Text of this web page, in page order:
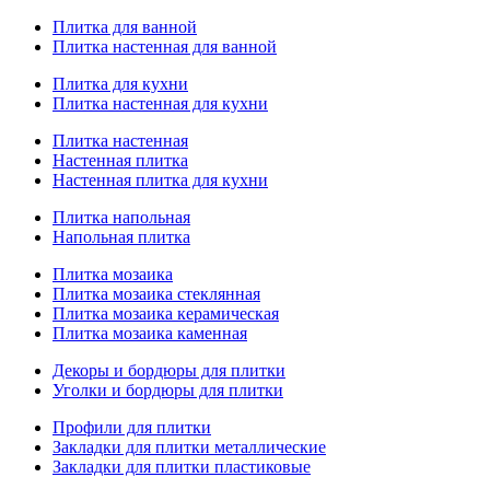
Плитка для ванной
Плитка настенная для ванной
Плитка для кухни
Плитка настенная для кухни
Плитка настенная
Настенная плитка
Настенная плитка для кухни
Плитка напольная
Напольная плитка
Плитка мозаика
Плитка мозаика стеклянная
Плитка мозаика керамическая
Плитка мозаика каменная
Декоры и бордюры для плитки
Уголки и бордюры для плитки
Профили для плитки
Закладки для плитки металлические
Закладки для плитки пластиковые